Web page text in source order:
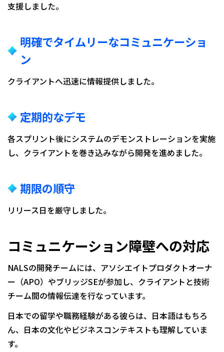
支援しました。
明確でタイムリーなコミュニケーショ
ン
クライアントへ迅速に情報提供しました。
定期的なデモ
各スプリント後にシステムのデモンストレーションを実施
し、クライアントを巻き込みながら開発を進めました。
期限の順守
リリース日を厳守しました。
コミュニケーション障壁への対応
NALSの開発チームには、アソシエイトプロダクトオーナ
ー（APO）やブリッジSEが参加し、クライアントと技術
チーム間の情報伝達を行なっています。
日本での留学や職務経験がある彼らは、日本語はもちろ
ん、日本の文化やビジネスコンテキストも理解していま
す。